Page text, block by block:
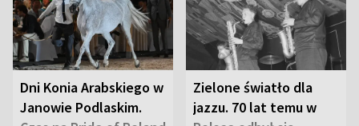
Dni Konia Arabskiego w
Janowie Podlaskim.
Zielone światło dla
jazzu. 70 lat temu w